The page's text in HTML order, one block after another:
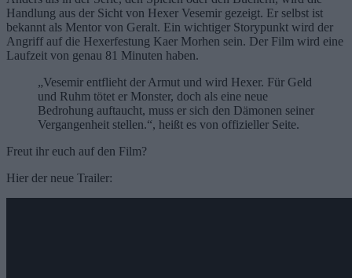
Handlung aus der Sicht von Hexer Vesemir gezeigt. Er selbst ist
bekannt als Mentor von Geralt. Ein wichtiger Storypunkt wird der
Angriff auf die Hexerfestung Kaer Morhen sein. Der Film wird eine
Laufzeit von genau 81 Minuten haben.
„Vesemir entflieht der Armut und wird Hexer. Für Geld
und Ruhm tötet er Monster, doch als eine neue
Bedrohung auftaucht, muss er sich den Dämonen seiner
Vergangenheit stellen.“, heißt es von offizieller Seite.
Freut ihr euch auf den Film?
Hier der neue Trailer: